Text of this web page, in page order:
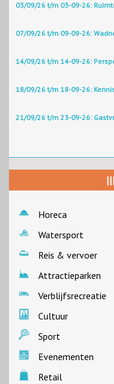
03/09/26 t/m 03-09-26:
07/09/26 t/m 09-09-26:
14/09/26 t/m 14-09-26:
18/09/26 t/m 18-09-26:
21/09/26 t/m 23-09-26:
Horeca
Watersport
Reis & vervoer
Attractieparken
Verblijfsrecreatie
Cultuur
Sport
Evenementen
Retail